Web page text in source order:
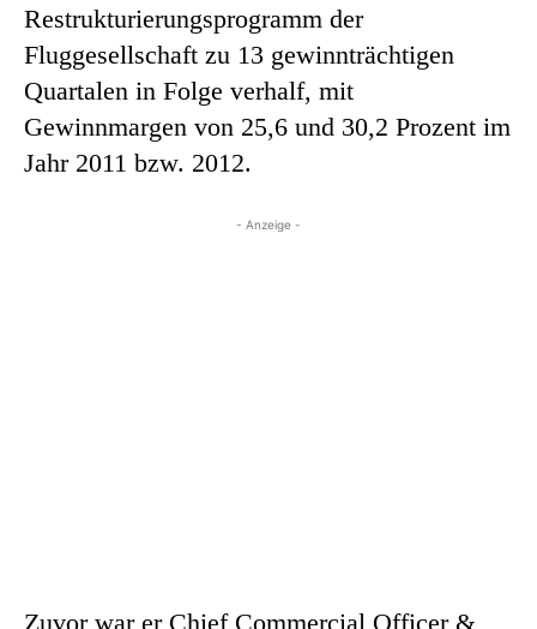
Restrukturierungsprogramm der
Fluggesellschaft zu 13 gewinnträchtigen
Quartalen in Folge verhalf, mit
Gewinnmargen von 25,6 und 30,2 Prozent im
Jahr 2011 bzw. 2012.
- Anzeige -
Zuvor war er Chief Commercial Officer &